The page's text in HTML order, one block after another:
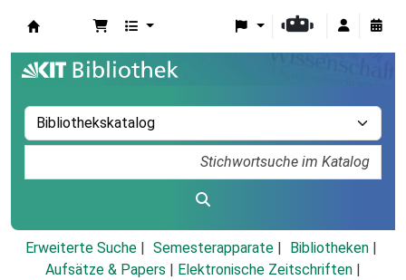
Erweiterte Suche Semesterapparate
Bibliotheken
Aufsätze & Papers
Elektronische Zeitschriften